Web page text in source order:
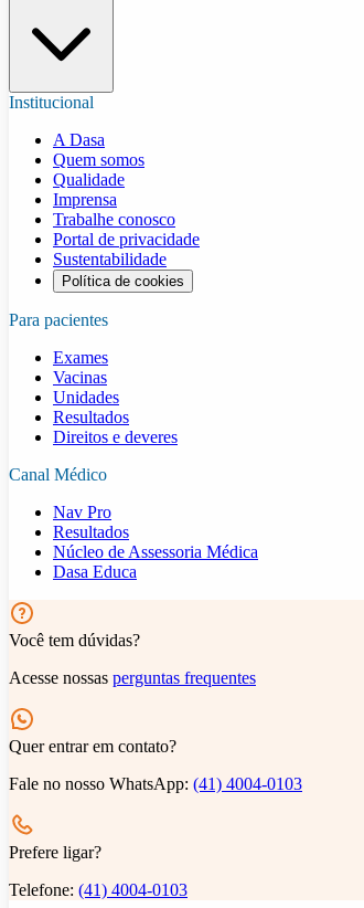
Institucional
A Dasa
Quem somos
Qualidade
Imprensa
Trabalhe conosco
Portal de privacidade
Sustentabilidade
Política de cookies
Para pacientes
Exames
Vacinas
Unidades
Resultados
Direitos e deveres
Canal Médico
Nav Pro
Resultados
Núcleo de Assessoria Médica
Dasa Educa
Você tem dúvidas?
Acesse nossas perguntas frequentes
Quer entrar em contato?
Fale no nosso WhatsApp: (41) 4004-0103
Prefere ligar?
Telefone: (41) 4004-0103